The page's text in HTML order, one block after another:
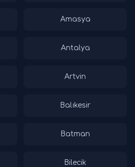
Amasya
Antalya
Artvin
Balıkesir
Batman
Bilecik